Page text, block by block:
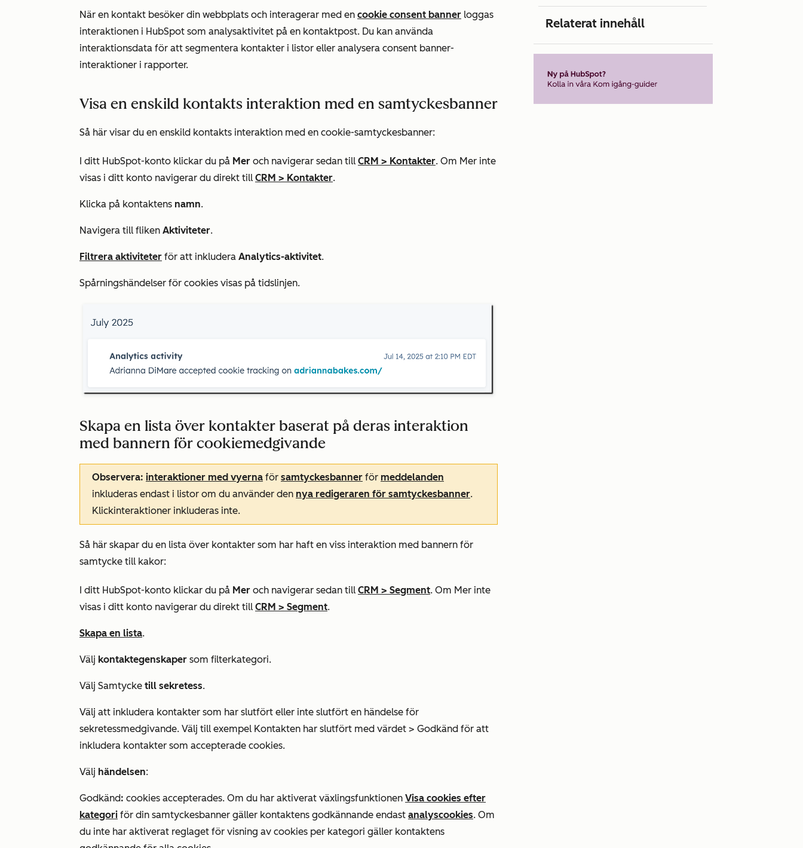
När en kontakt besöker din webbplats och interagerar med en cookie consent banner loggas
interaktionen i HubSpot som analysaktivitet på en kontaktpost. Du kan använda
interaktionsdata för att segmentera kontakter i listor eller analysera consent banner-
interaktioner i rapporter.
Visa en enskild kontakts interaktion med en samtyckesbanner
Så här visar du en enskild kontakts interaktion med en cookie-samtyckesbanner:
I ditt HubSpot-konto klickar du på Mer och navigerar sedan till CRM > Kontakter. Om Mer inte
visas i ditt konto navigerar du direkt till CRM > Kontakter.
Klicka på kontaktens namn.
Navigera till fliken Aktiviteter.
Filtrera aktiviteter för att inkludera Analytics-aktivitet.
Spårningshändelser för cookies visas på tidslinjen.
Skapa en lista över kontakter baserat på deras interaktion
med bannern för cookiemedgivande
Observera: interaktioner med vyerna för samtyckesbanner för meddelanden
inkluderas endast i listor om du använder den nya redigeraren för samtyckesbanner.
Klickinteraktioner inkluderas inte.
Så här skapar du en lista över kontakter som har haft en viss interaktion med bannern för
samtycke till kakor:
I ditt HubSpot-konto klickar du på Mer och navigerar sedan till CRM > Segment. Om Mer inte
visas i ditt konto navigerar du direkt till CRM > Segment.
Skapa en lista.
Välj kontaktegenskaper som filterkategori.
Välj Samtycke till sekretess.
Välj att inkludera kontakter som har slutfört eller inte slutfört en händelse för
sekretessmedgivande. Välj till exempel Kontakten har slutfört med värdet > Godkänd för att
inkludera kontakter som accepterade cookies.
Välj händelsen:
Godkänd: cookies accepterades. Om du har aktiverat växlingsfunktionen Visa cookies efter
kategori för din samtyckesbanner gäller kontaktens godkännande endast analyscookies. Om
du inte har aktiverat reglaget för visning av cookies per kategori gäller kontaktens
Relaterat innehåll